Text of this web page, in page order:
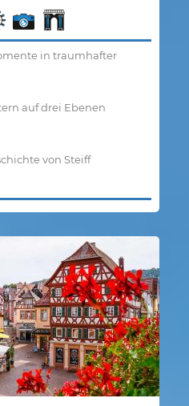
in traumhafter
auf drei Ebenen
von Steiff